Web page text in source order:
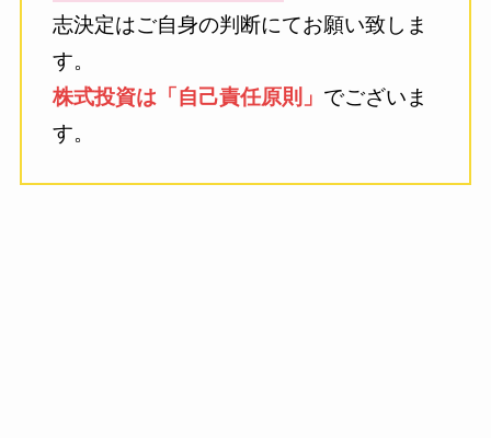
志決定はご自身の判断にてお願い致しま
す。
株式投資は「自己責任原則」 でございま
す。